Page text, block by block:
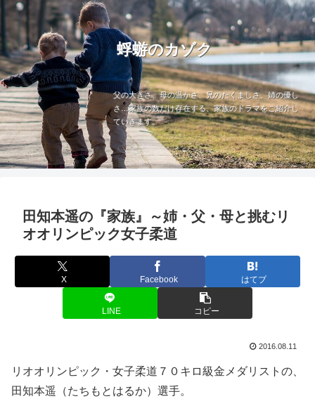
蜉蝣のカゾク
父の大きさ、母の温かさ、兄のたくましさ、姉の優し
さ…家族の数だけ存在する、家族のドラマをご紹介し
ていきます。
田知本遥の『家族』～姉・父・母と挑むリ
オオリンピック女子柔道
X Facebook はてブ
LINE コピー
2016.08.11
リオオリンピック・女子柔道７０キロ級金メダリストの、
田知本遥（たちもとはるか）選手。